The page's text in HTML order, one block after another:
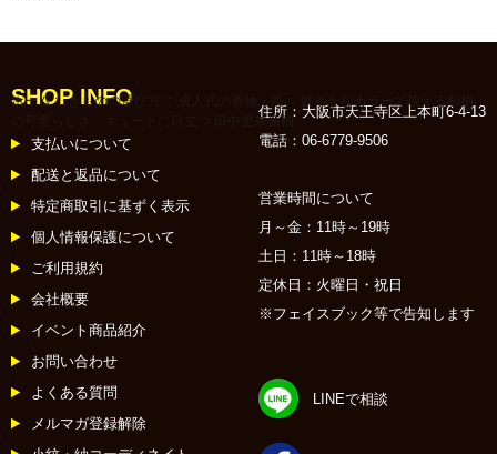
ホーム::きものの選び方 成人式の着物・帯 :: 鮮やかなカラーで映える和柄
の可愛らしさ キュートに目立つ 田中里奈振袖
SHOP INFO
支払いについて
配送と返品について
特定商取引に基ずく表示
個人情報保護について
ご利用規約
会社概要
イベント商品紹介
お問い合わせ
よくある質問
メルマガ登録解除
住所：大阪市天王寺区上本町6-4-13
電話：06-6779-9506
営業時間について
月～金：11時～19時
土日：11時～18時
定休日：火曜日・祝日
※フェイスブック等で告知します
LINEで相談